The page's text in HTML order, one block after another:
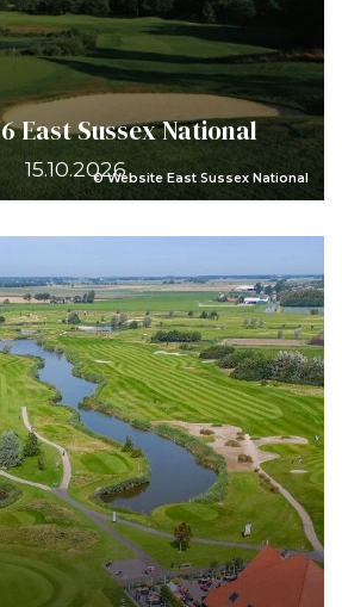
© Website East Sussex National
East Sussex National
15.10.2026